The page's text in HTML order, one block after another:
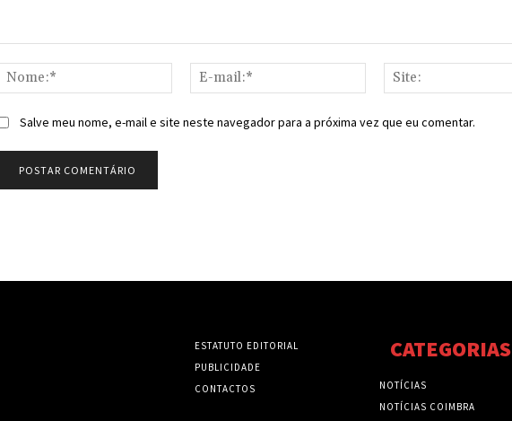
Nome:*
mail:*
Salve meu nome, e-mail e site neste navegador para a próxima vez que eu comentar.
ESTATUTO EDITORIAL
PUBLICIDADE
CONTACTOS
CATEGORIAS
NOTÍCIAS
NOTÍCIAS COIMBRA